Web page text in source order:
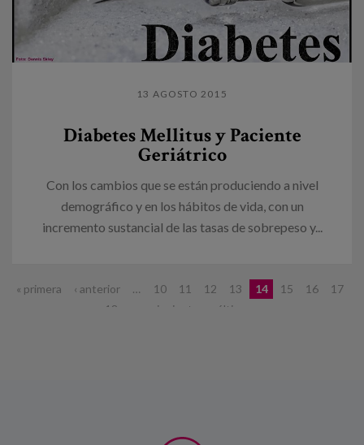
13 AGOSTO 2015
Diabetes Mellitus y Paciente
Geriátrico
Con los cambios que se están produciendo a nivel
demográfico y en los hábitos de vida, con un
incremento sustancial de las tasas de sobrepeso y...
Páginas
« primera ‹ anterior … 10 11 12 13 14 15 16
17
18
siguiente › última »